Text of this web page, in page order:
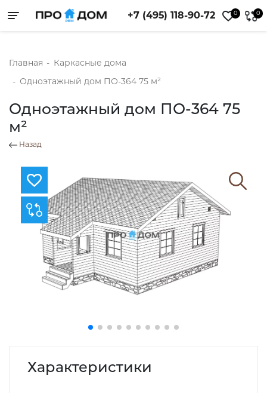
Toggle navigation +7 (495) 118-90-72 0 0
Главная - Каркасные дома
- Одноэтажный дом ПО-364 75 м²
Одноэтажный дом ПО-364 75
м²
Назад
Характеристики